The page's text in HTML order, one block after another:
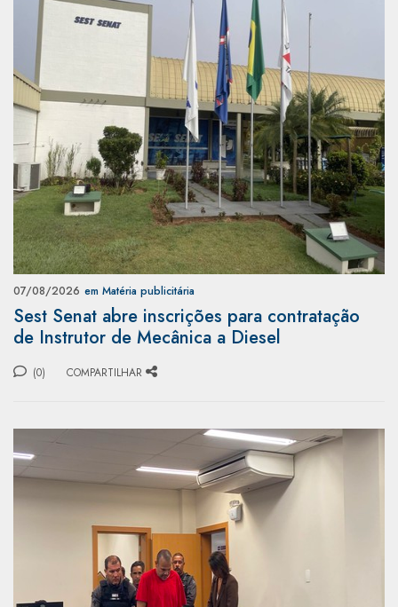
07/08/2026 em Matéria publicitária
Sest Senat abre inscrições para contratação
de Instrutor de Mecânica a Diesel
(0) COMPARTILHAR